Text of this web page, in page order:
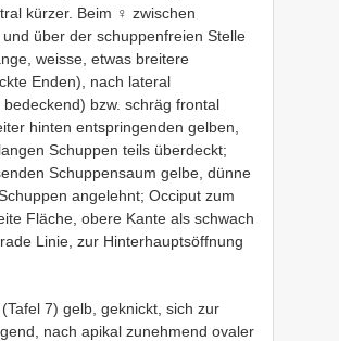
kürzer. Beim ♀ zwischen
über der schuppenfreien Stelle
weisse, etwas breitere
Enden), nach lateral
bzw. schräg frontal
hinten entspringenden gelben,
Schuppen teils überdeckt;
Schuppensaum gelbe, dünne
angelehnt; Occiput zum
Fläche, obere Kante als schwach
Linie, zur Hinterhauptsöffnung
7) gelb, geknickt, sich zur
nach apikal zunehmend ovaler